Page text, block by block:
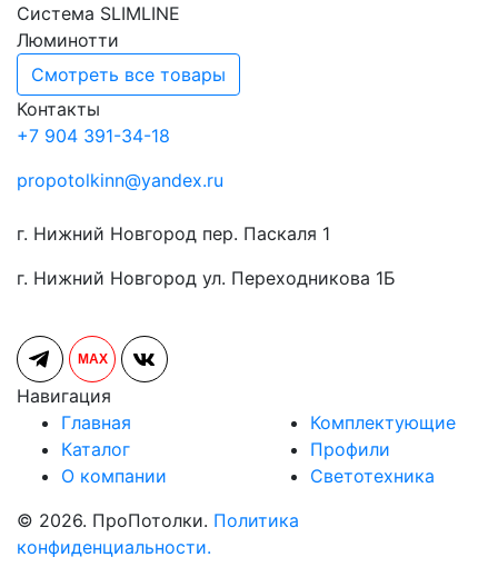
Система SLIMLINE
Люминотти
Смотреть все товары
Контакты
+7 904 391-34-18
propotolkinn@yandex.ru
г. Нижний Новгород пер. Паскаля 1
г. Нижний Новгород ул. Переходникова 1Б
MAX
Навигация
Главная
Каталог
О компании
Комплектующие
Профили
Светотехника
© 2026. ПроПотолки. Политика
конфиденциальности.